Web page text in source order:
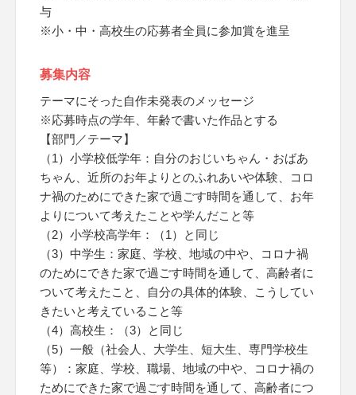
与
※小・中・高校生の応募者全員に参加賞を進呈
募集内容
テーマにそった自作未発表のメッセージ
※応募時点の学年、年齢で書いた作品とする
【部門／テーマ】
（1）小学校低学年：自分のおじいちゃん・おばあ
ちゃん、近所のお年よりとのふれあいや体験、コロ
ナ禍のためにできた家で過ごす時間を通して、お年
よりについて考えたことや学んだこと等
（2）小学校高学年：（1）と同じ
（3）中学生：家庭、学校、地域の中や、コロナ禍
のためにできた家で過ごす時間を通して、高齢者に
ついて考えたこと、自分の具体的体験、こうしてい
きたいと考えていること等
（4）高校生：（3）と同じ
（5）一般（社会人、大学生、短大生、専門学校生
等）：家庭、学校、職場、地域の中や、コロナ禍の
ためにできた家で過ごす時間を通して、高齢者につ